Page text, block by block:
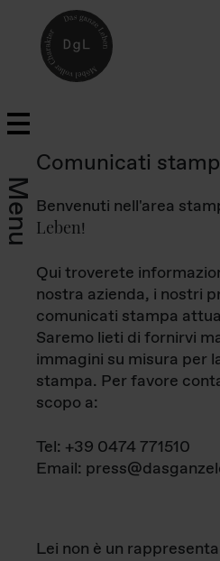
Menu
Comunicati
Benvenuti nell'area
Leben!
Qui troverete
nostra azienda, i nostri
comunicati stampa
Saremo lieti di fornirvi
immagini su misura per
stampa. Per favore
scopo a:
Tel: +39 0474 771510
Email:
Lei non è un